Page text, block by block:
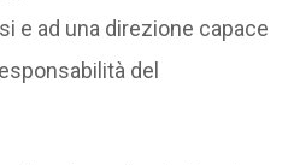
e ad una direzione capace
del